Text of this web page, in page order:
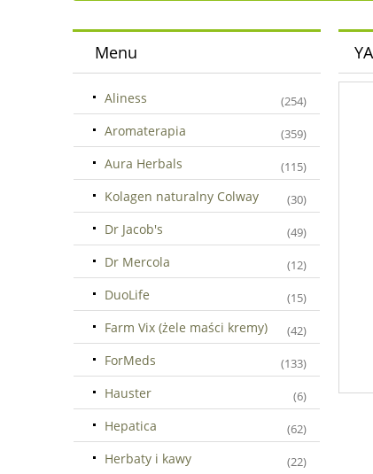
Menu
Aliness (254)
Aromaterapia (359)
Aura Herbals (115)
Kolagen naturalny Colway (30)
Dr Jacob's (49)
Dr Mercola (12)
DuoLife (15)
Farm Vix (żele maści kremy) (42)
ForMeds (133)
Hauster (6)
Hepatica (62)
Herbaty i kawy (22)